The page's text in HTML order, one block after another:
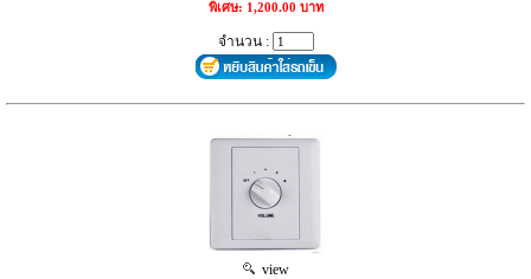
พิเศษ: 1,200.00 บาท
จำนวน :
view